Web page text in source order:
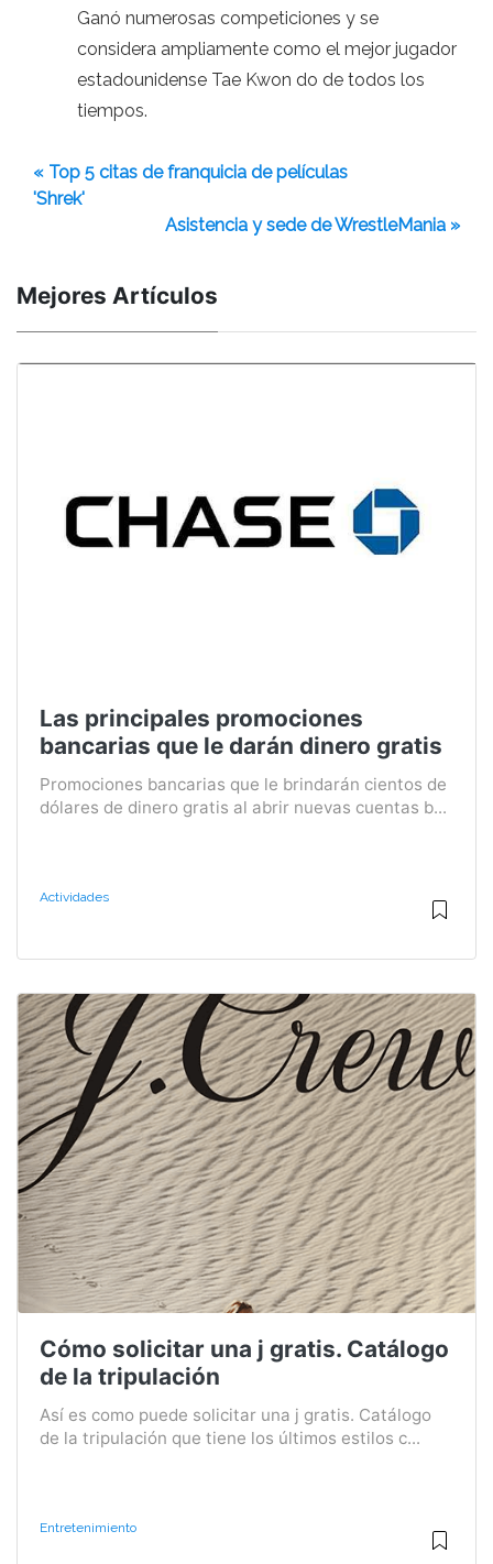
Ganó numerosas competiciones y se
considera ampliamente como el mejor jugador
estadounidense Tae Kwon do de todos los
tiempos.
« Top 5 citas de franquicia de películas
'Shrek'
Asistencia y sede de WrestleMania »
Mejores Artículos
Las principales promociones
bancarias que le darán dinero gratis
Promociones bancarias que le brindarán cientos de
dólares de dinero gratis al abrir nuevas cuentas b...
Actividades
Cómo solicitar una j gratis. Catálogo
de la tripulación
Así es como puede solicitar una j gratis. Catálogo
de la tripulación que tiene los últimos estilos c...
Entretenimiento